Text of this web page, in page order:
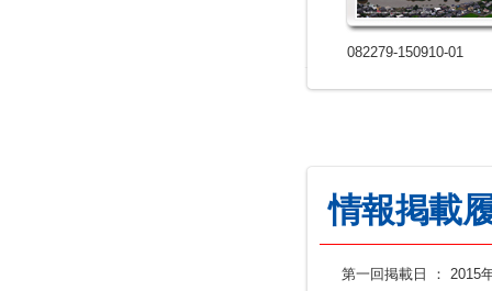
082279-150910-01
情報掲載
第一回掲載日 ： 2015